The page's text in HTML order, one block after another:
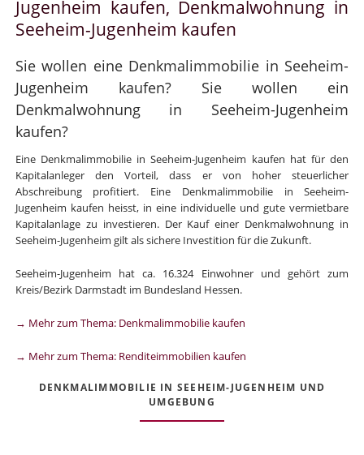
Jugenheim kaufen, Denkmalwohnung in
Seeheim-Jugenheim kaufen
Sie wollen eine Denkmalimmobilie in Seeheim-
Jugenheim kaufen? Sie wollen ein
Denkmalwohnung in Seeheim-Jugenheim
kaufen?
Eine Denkmalimmobilie in Seeheim-Jugenheim kaufen hat für den
Kapitalanleger den Vorteil, dass er von hoher steuerlicher
Abschreibung profitiert. Eine Denkmalimmobilie in Seeheim-
Jugenheim kaufen heisst, in eine individuelle und gute vermietbare
Kapitalanlage zu investieren. Der Kauf einer Denkmalwohnung in
Seeheim-Jugenheim gilt als sichere Investition für die Zukunft.
Seeheim-Jugenheim hat ca. 16.324 Einwohner und gehört zum
Kreis/Bezirk Darmstadt im Bundesland Hessen.
→ Mehr zum Thema: Denkmalimmobilie kaufen
→ Mehr zum Thema: Renditeimmobilien kaufen
DENKMALIMMOBILIE IN SEEHEIM-JUGENHEIM UND
UMGEBUNG